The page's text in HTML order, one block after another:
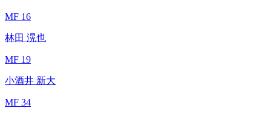
MF 16
林田 滉也
MF 19
小酒井 新大
MF 34